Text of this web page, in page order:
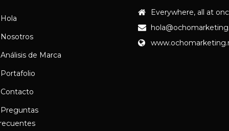
Hola
Nosotros
Análisis de Marca
Portafolio
Contacto
Preguntas
Everywhere, all at